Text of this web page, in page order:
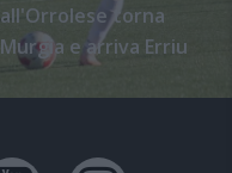
all'Orrolese torna
Murgia e arriva Erriu